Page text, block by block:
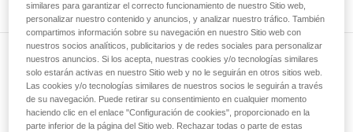
y un entrenamiento específico. Confirme a
través de un profesional su capacidad para
ejecutar estas técnicas, solo y con total
seguridad, antes de ejecutarlas de forma
autónoma.
Damos ejemplos de técnicas relacionadas con
su actividad. Pueden existir otras que no
describimos aquí.
Suscríbase al boletín
y mantente conectado con nuestras noticias
similares para garantizar el correcto funcionamiento de nuestro Sitio web,
personalizar nuestro contenido y anuncios, y analizar nuestro tráfico. También
compartimos información sobre su navegación en nuestro Sitio web con
nuestros socios analíticos, publicitarios y de redes sociales para personalizar
nuestros anuncios. Si los acepta, nuestras cookies y/o tecnologías similares
solo estarán activas en nuestro Sitio web y no le seguirán en otros sitios web.
Las cookies y/o tecnologías similares de nuestros socios le seguirán a través
de su navegación. Puede retirar su consentimiento en cualquier momento
haciendo clic en el enlace "Configuración de cookies", proporcionado en la
parte inferior de la página del Sitio web. Rechazar todas o parte de estas